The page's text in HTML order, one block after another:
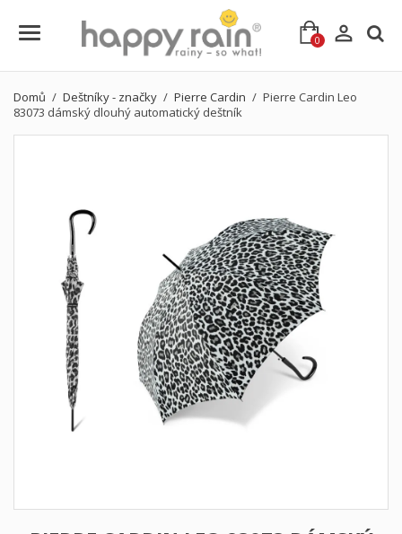
0 
Domů Deštníky - značky Pierre Cardin
Pierre Cardin Leo
83073 dámský dlouhý automatický deštník